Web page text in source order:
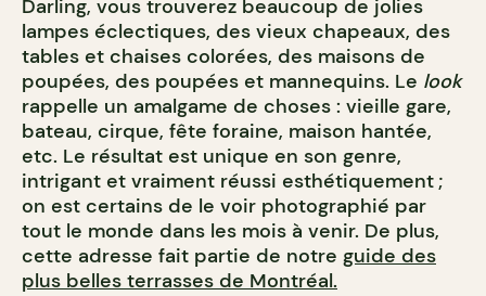
Darling, vous trouverez beaucoup de jolies
lampes éclectiques, des vieux chapeaux, des
tables et chaises colorées, des maisons de
poupées, des poupées et mannequins. Le look
rappelle un amalgame de choses : vieille gare,
bateau, cirque, fête foraine, maison hantée,
etc. Le résultat est unique en son genre,
intrigant et vraiment réussi esthétiquement ;
on est certains de le voir photographié par
tout le monde dans les mois à venir. De plus,
cette adresse fait partie de notre guide des
plus belles terrasses de Montréal.